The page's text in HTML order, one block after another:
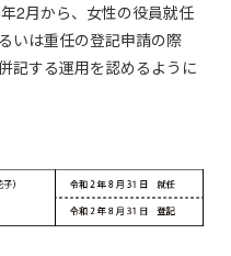
2月から、女性の役員就任
いは重任の登記申請の際
記する運用を認めるように